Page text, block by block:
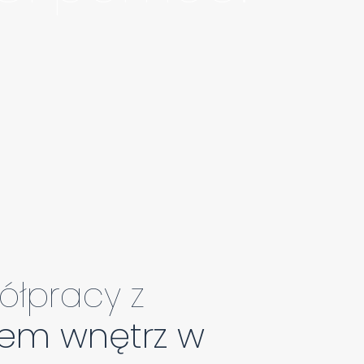
z
wnętrz w